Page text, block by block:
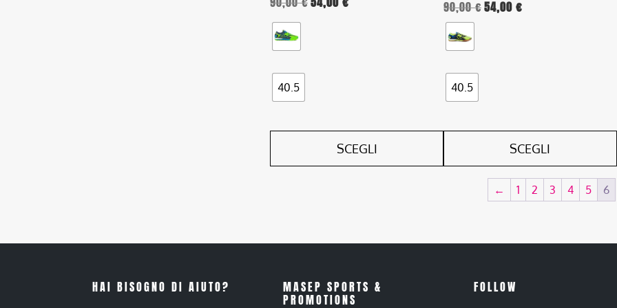
40.5
SCEGLI
del
prodotto
90,00€54,00€
40.5
SCEGLI
del
prodotto
← 1 2 3 4 5 6
HAI BISOGNO DI AIUTO? MASEP SPORTS &
PROMOTIONS
FOLLOW